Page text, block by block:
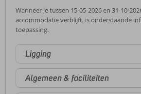
Wanneer je tussen 15-05-2026 en 31-10-
accommodatie verblijft, is onderstaande
toepassing.
Ligging
Algemeen & faciliteiten